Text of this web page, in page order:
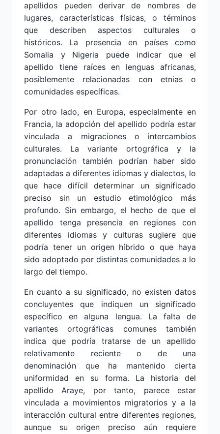
apellidos pueden derivar de nombres de
lugares, características físicas, o términos
que describen aspectos culturales o
históricos. La presencia en países como
Somalia y Nigeria puede indicar que el
apellido tiene raíces en lenguas africanas,
posiblemente relacionadas con etnias o
comunidades específicas.
Por otro lado, en Europa, especialmente en
Francia, la adopción del apellido podría estar
vinculada a migraciones o intercambios
culturales. La variante ortográfica y la
pronunciación también podrían haber sido
adaptadas a diferentes idiomas y dialectos, lo
que hace difícil determinar un significado
preciso sin un estudio etimológico más
profundo. Sin embargo, el hecho de que el
apellido tenga presencia en regiones con
diferentes idiomas y culturas sugiere que
podría tener un origen híbrido o que haya
sido adoptado por distintas comunidades a lo
largo del tiempo.
En cuanto a su significado, no existen datos
concluyentes que indiquen un significado
específico en alguna lengua. La falta de
variantes ortográficas comunes también
indica que podría tratarse de un apellido
relativamente reciente o de una
denominación que ha mantenido cierta
uniformidad en su forma. La historia del
apellido Araye, por tanto, parece estar
vinculada a movimientos migratorios y a la
interacción cultural entre diferentes regiones,
aunque su origen preciso aún requiere